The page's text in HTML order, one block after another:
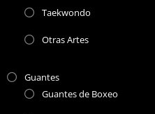
Taekwondo
Otras Artes
Guantes
Guantes de Boxeo